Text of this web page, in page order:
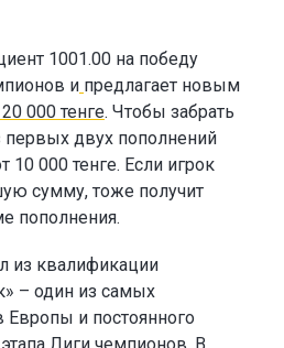
1001.00 на победу
и предлагает новым
000 тенге. Чтобы забрать
первых двух пополнений
000 тенге. Если игрок
сумму, тоже получит
пополнения.
из квалификации
– один из самых
Европы и постоянного